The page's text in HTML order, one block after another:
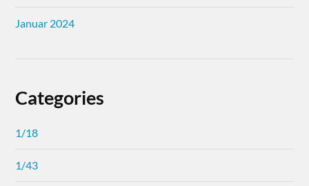
Januar 2024
Categories
1/18
1/43